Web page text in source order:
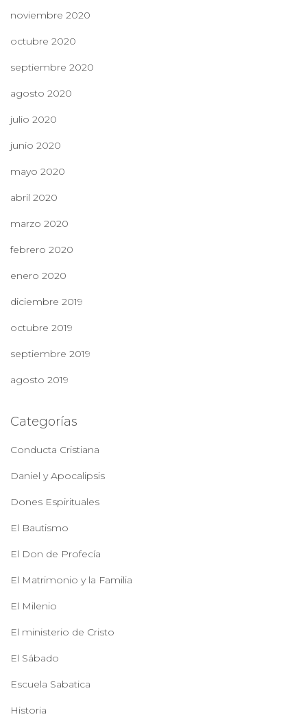
noviembre 2020
octubre 2020
septiembre 2020
agosto 2020
julio 2020
junio 2020
mayo 2020
abril 2020
marzo 2020
febrero 2020
enero 2020
diciembre 2019
octubre 2019
septiembre 2019
agosto 2019
Categorías
Conducta Cristiana
Daniel y Apocalipsis
Dones Espirituales
El Bautismo
El Don de Profecía
El Matrimonio y la Familia
El Milenio
El ministerio de Cristo
El Sábado
Escuela Sabatica
Historia